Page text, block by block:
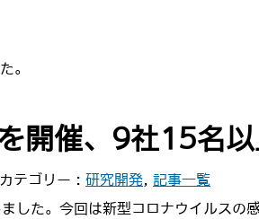
。
開催、9社15名以
カテゴリー : 研究開発, 記事一覧
た。今回は新型コロナウイルスの